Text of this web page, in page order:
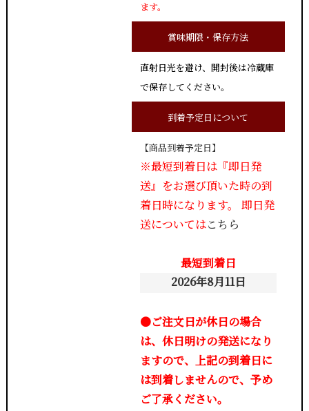
ます。
賞味期限・保存方法
直射日光を避け、開封後は冷蔵庫
で保存してください。
到着予定日について
【商品到着予定日】
※最短到着日は『即日発
送』をお選び頂いた時の到
着日時になります。 即日発
送についてはこちら
最短到着日
2026年8月11日
●ご注文日が休日の場合
は、休日明けの発送になり
ますので、上記の到着日に
は到着しませんので、予め
ご了承ください。